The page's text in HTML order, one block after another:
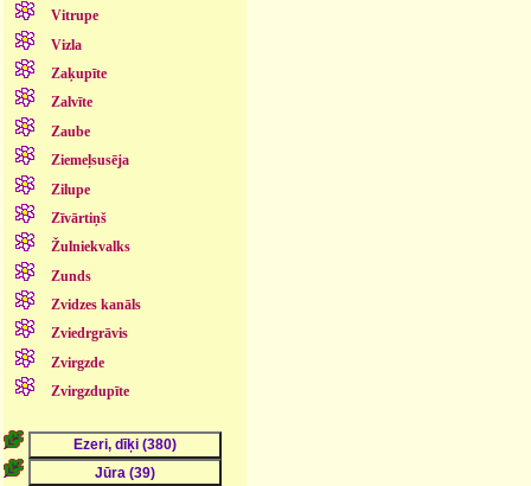
Vitrupe
Vizla
Zaķupīte
Zalvīte
Zaube
Ziemeļsusēja
Zilupe
Zīvārtiņš
Žulniekvalks
Zunds
Zvidzes kanāls
Zviedrgrāvis
Zvirgzde
Zvirgzdupīte